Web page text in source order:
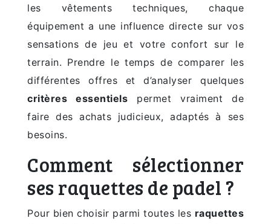
les vêtements techniques, chaque
équipement a une influence directe sur vos
sensations de jeu et votre confort sur le
terrain. Prendre le temps de comparer les
différentes offres et d’analyser quelques
critères essentiels permet vraiment de
faire des achats judicieux, adaptés à ses
besoins.
Comment sélectionner
ses raquettes de padel ?
Pour bien choisir parmi toutes les raquettes